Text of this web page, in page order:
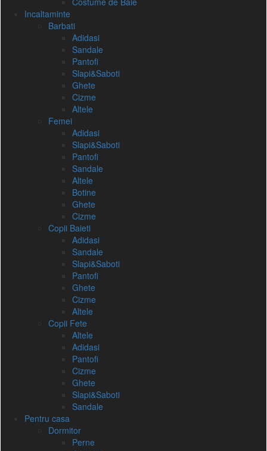
Incaltaminte
Barbati
Adidasi
Sandale
Pantofi
Slapi&Saboti
Ghete
Cizme
Altele
Femei
Adidasi
Slapi&Saboti
Pantofi
Sandale
Altele
Botine
Ghete
Cizme
Copii Baieti
Adidasi
Sandale
Slapi&Saboti
Pantofi
Ghete
Cizme
Altele
Copii Fete
Altele
Adidasi
Pantofi
Cizme
Ghete
Slapi&Saboti
Sandale
Pentru casa
Dormitor
Perne